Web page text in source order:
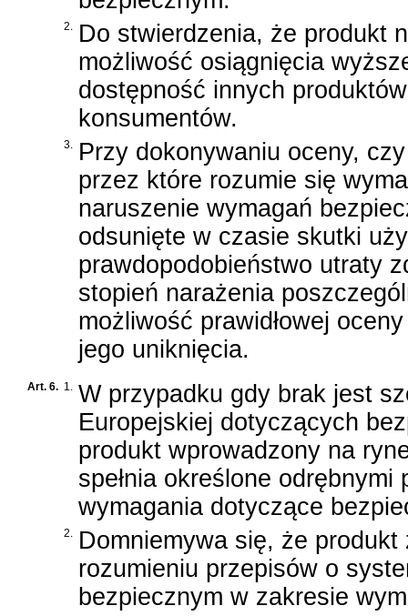
2. Do stwierdzenia, że produkt
możliwość osiągnięcia
dostępność innych
konsumentów.
3. Przy dokonywaniu oceny,
przez które rozumie się
naruszenie wymagań
odsunięte w czasie skutki
prawdopodobieństwo utraty
stopień narażenia
możliwość prawidłowej
jego uniknięcia.
Art. 6. 1. W przypadku gdy brak jest
Europejskiej dotyczących
produkt wprowadzony na
spełnia określone odrębnymi
wymagania dotyczące
2. Domniemywa się, że
rozumieniu przepisów o
bezpiecznym w zakresie